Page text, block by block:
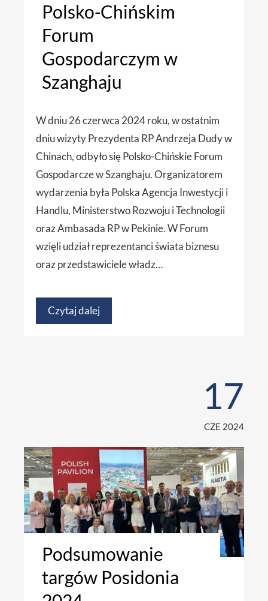
Polsko-Chińskim
Forum
Gospodarczym w
Szanghaju
W dniu 26 czerwca 2024 roku, w ostatnim
dniu wizyty Prezydenta RP Andrzeja Dudy w
Chinach, odbyło się Polsko-Chińskie Forum
Gospodarcze w Szanghaju. Organizatorem
wydarzenia była Polska Agencja Inwestycji i
Handlu, Ministerstwo Rozwoju i Technologii
oraz Ambasada RP w Pekinie. W Forum
wzięli udział reprezentanci świata biznesu
oraz przedstawiciele władz…
Czytaj dalej
17
CZE 2024
Podsumowanie
targów Posidonia